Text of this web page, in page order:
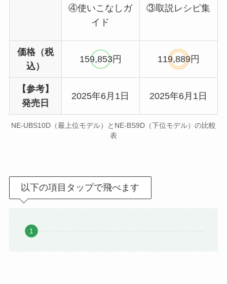
④使いこなしガ
イド
③取説レシピ集
価格（税
込）
159,853円 119,889円
【参考】
発売日
2025年6月1日 2025年6月1日
NE-UBS10D（最上位モデル）とNE-BS9D（下位モデル）の比較
表
以下の項目タップで飛べます